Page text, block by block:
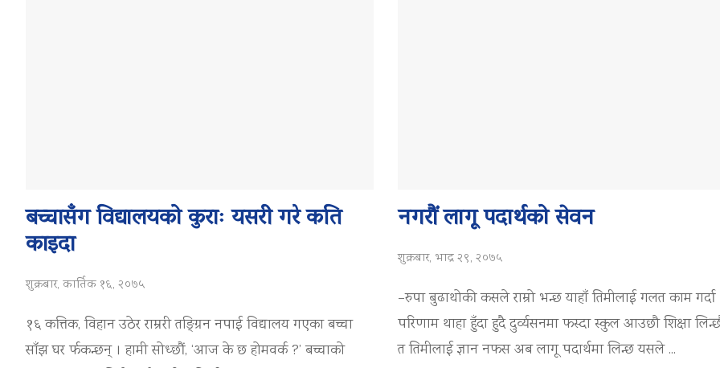
बच्चासँग विद्यालयको कुराः यसरी गरे कति
काइदा
शुक्रबार, कार्तिक १६, २०७५
१६ कत्तिक, विहान उठेर राम्ररी तङ्ग्रिन नपाई विद्यालय गएका बच्चा
साँझ घर र्फकन्छन् । हामी सोध्छौं, ‘आज के छ होमवर्क ?’ बच्चाको
नगरौं लागू पदार्थको सेवन
शुक्रबार, भाद्र २९, २०७५
–रुपा बुढाथोकी कसले राम्रो भन्छ याहाँ तिमीलाई गलत काम गर्दा
परिणाम थाहा हुँदा हुदै दुर्व्यसनमा फस्दा स्कुल आउछौ शिक्षा
त तिमीलाई ज्ञान नफस अब लागू पदार्थमा लिन्छ यसले ...